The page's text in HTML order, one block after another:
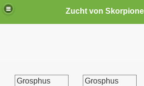
Grosphus
Grosphus